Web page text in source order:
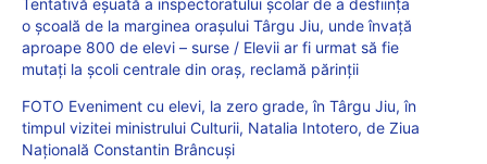
o școală de la marginea orașului Târgu Jiu, unde învață
aproape 800 de elevi – surse / Elevii ar fi urmat să fie
mutați la școli centrale din oraș, reclamă părinții
FOTO Eveniment cu elevi, la zero grade, în Târgu Jiu, în
timpul vizitei ministrului Culturii, Natalia Intotero, de Ziua
Națională Constantin Brâncuși